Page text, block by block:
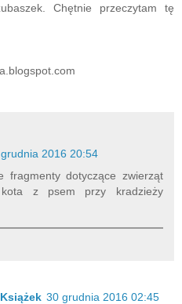
Chętnie przeczytam tę
2016 20:54
fragmenty dotyczące zwierząt
z psem przy kradzieży
30 grudnia 2016 02:45